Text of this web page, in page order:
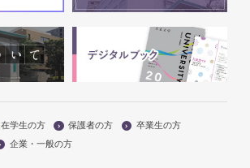
在学生の方 保護者の方
卒業生の方
企業・一般の方